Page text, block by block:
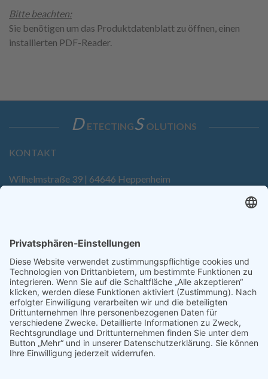
Bitte beachten:
Sie benötigen um das Produktdatenblatt zu öffnen, einen
installierten PDF-Reader.
D ETECTINGS OLUTIONS
KONTAKT
Wilhelmstraße 39 | 64646 Heppenheim
SERVICE
Anfrage
Direkt-Bestellung
KONTAKTFORMULAR